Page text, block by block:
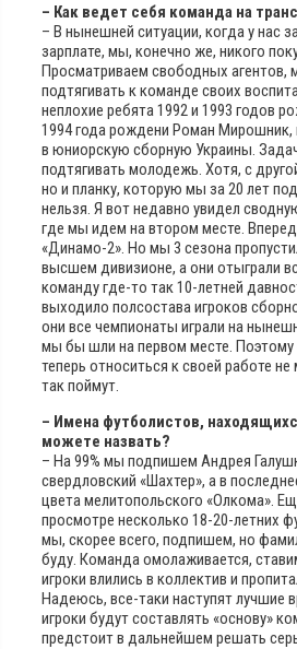
– Как ведет себя команда на
– В нынешней ситуации, когда у нас
зарплате, мы, конечно же, никого
Просматриваем свободных агентов,
подтягивать к команде своих
неплохие ребята 1992 и 1993 годов
1994 года рождени Роман Мирошник,
в юниорскую сборную Украины.
подтягивать молодежь. Хотя, с
но и планку, которую мы за 20 лет
нельзя. Я вот недавно увидел
где мы идем на втором месте.
«Динамо-2». Но мы 3 сезона
высшем дивизионе, а они отыграли
команду где-то так 10-летней
выходило полсостава игроков
они все чемпионаты играли на
мы бы шли на первом месте. Поэтому
теперь относиться к своей работе
так поймут.
– Имена футболистов,
можете назвать?
– На 99% мы подпишем Андрея
свердловский «Шахтер», а в
цвета мелитопольского «Олкома».
просмотре несколько 18-20-летних
мы, скорее всего, подпишем, но
буду. Команда омолаживается,
игроки влились в коллектив и
Надеюсь, все-таки наступят лучшие
игроки будут составлять «основу»
предстоит в дальнейшем решать